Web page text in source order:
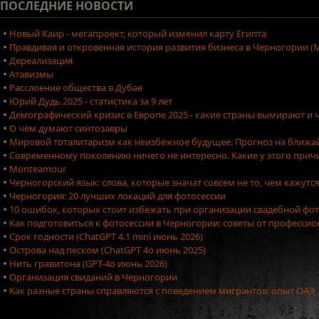
ПОСЛЕДНИЕ НОВОСТИ
Новый Каир - мегапроект, который изменил карту Египта
Правдивая и откровенная история развития бизнеса в Черногории
Дереализация
Атавизмы
Расслоение общества в Дубае
Юрий Дудь 2025 - статистика за 9 лет
Демографический кризис в Европе 2025 - какие страны вымирают и
О чём думают синтозавры
Мировой тоталитаризм как неизбежное будущее. Прогноз на
Современному поколению ничего не интересно. Какие у этого
Monteamour
Черногорский язык: слова, которые значат совсем не то, чем кажутся
Черногория: 20 лучших локаций для фотосессии
10 ошибок, которых стоит избежать при организации свадебной
Как подготовиться к фотосессии в Черногории: советы от
Срок годности (ChatGPT 4.1 mini июнь 2026)
Острова над песком (ChatGPT 4o июнь 2025)
Нить гравитона (GPT-4o июнь 2026)
Организация свиданий в Черногории
Как разные страны справляются с поведением мигрантов: опыт